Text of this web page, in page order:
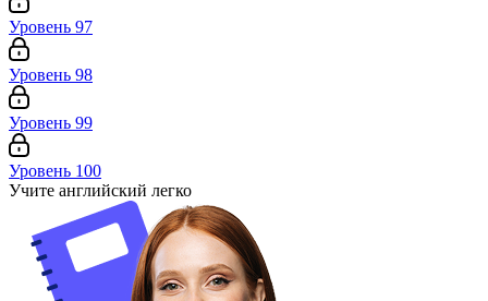
Уровень 97
Уровень 98
Уровень 99
Уровень 100
Учите английский легко